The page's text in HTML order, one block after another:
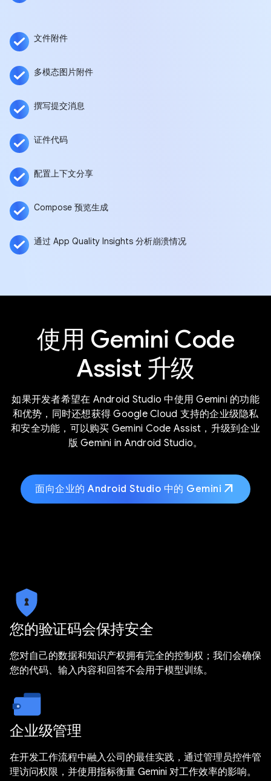
文件附件
多模态图片附件
撰写提交消息
证件代码
配置上下文分享
Compose 预览生成
通过 App Quality Insights 分析崩溃情况
使用 Gemini Code
Assist 升级
如果开发者希望在 Android Studio 中使用 Gemini 的功能
和优势，同时还想获得 Google Cloud 支持的企业级隐私
和安全功能，可以购买 Gemini Code Assist，升级到企业
版 Gemini in Android Studio。
面向企业的 Android Studio 中的 Gemini arrow_outward
您的验证码会保持安全
您对自己的数据和知识产权拥有完全的控制权；我们会确保
您的代码、输入内容和回答不会用于模型训练。
企业级管理
在开发工作流程中融入公司的最佳实践，通过管理员控件管
理访问权限，并使用指标衡量 Gemini 对工作效率的影响。